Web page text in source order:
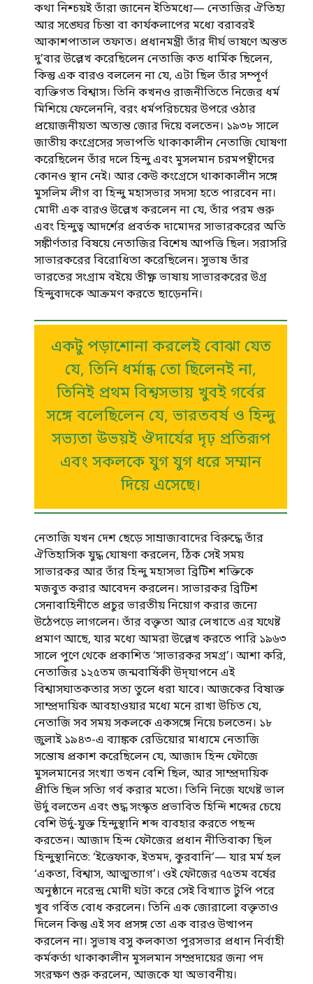
কথা নিশ্চয়ই তাঁরা জানেন ইতিমধ্যে— নেতাজির ঐতিহ্য
আর সঙ্ঘের চিন্তা বা কার্যকলাপের মধ্যে বরাবরই
আকাশপাতাল তফাত। প্রধানমন্ত্রী তাঁর দীর্ঘ ভাষণে অন্তত
দু’বার উল্লেখ করেছিলেন নেতাজি কত ধার্মিক ছিলেন,
কিন্তু এক বারও বললেন না যে, এটা ছিল তাঁর সম্পূর্ণ
ব্যক্তিগত বিশ্বাস। তিনি কখনও রাজনীতিতে নিজের ধর্ম
মিশিয়ে ফেলেননি, বরং ধর্মপরিচয়ের উপরে ওঠার
প্রয়োজনীয়তা অত্যন্ত জোর দিয়ে বলতেন। ১৯৩৮ সালে
জাতীয় কংগ্রেসের সভাপতি থাকাকালীন নেতাজি ঘোষণা
করেছিলেন তাঁর দলে হিন্দু এবং মুসলমান চরমপন্থীদের
কোনও স্থান নেই। আর কেউ কংগ্রেসে থাকাকালীন সঙ্গে
মুসলিম লীগ বা হিন্দু মহাসভার সদস্য হতে পারবেন না।
মোদী এক বারও উল্লেখ করলেন না যে, তাঁর পরম গুরু
এবং হিন্দুত্ব আদর্শের প্রবর্তক দামোদর সাভারকরের অতি
সঙ্কীর্ণতার বিষয়ে নেতাজির বিশেষ আপত্তি ছিল। সরাসরি
সাভারকরের বিরোধিতা করেছিলেন। সুভাষ তাঁর
ভারতের সংগ্রাম বইয়ে তীক্ষ্ণ ভাষায় সাভারকরের উগ্র
হিন্দুবাদকে আক্রমণ করতে ছাড়েননি।
একটু পড়াশোনা করলেই বোঝা যেত
যে, তিনি ধর্মান্ধ তো ছিলেনই না,
তিনিই প্রথম বিশ্বসভায় খুবই গর্বের
সঙ্গে বলেছিলেন যে, ভারতবর্ষ ও হিন্দু
সভ্যতা উভয়ই ঔদার্যের দৃঢ় প্রতিরূপ
এবং সকলকে যুগ যুগ ধরে সম্মান
দিয়ে এসেছে।
নেতাজি যখন দেশ ছেড়ে সাম্রাজ্যবাদের বিরুদ্ধে তাঁর
ঐতিহাসিক যুদ্ধ ঘোষণা করলেন, ঠিক সেই সময়
সাভারকর আর তাঁর হিন্দু মহাসভা ব্রিটিশ শক্তিকে
মজবুত করার আবেদন করলেন। সাভারকর ব্রিটিশ
সেনাবাহিনীতে প্রচুর ভারতীয় নিয়োগ করার জন্যে
উঠেপড়ে লাগলেন। তাঁর বক্তৃতা আর লেখাতে এর যথেষ্ট
প্রমাণ আছে, যার মধ্যে আমরা উল্লেখ করতে পারি ১৯৬৩
সালে পুণে থেকে প্রকাশিত ‘সাভারকর সমগ্র’। আশা করি,
নেতাজির ১২৫তম জন্মবার্ষিকী উদ্‌যাপনে এই
বিশ্বাসঘাতকতার সত্য তুলে ধরা যাবে। আজকের বিষাক্ত
সাম্প্রদায়িক আবহাওয়ার মধ্যে মনে রাখা উচিত যে,
নেতাজি সব সময় সকলকে একসঙ্গে নিয়ে চলতেন। ১৮
জুলাই ১৯৪৩-এ ব্যাঙ্কক রেডিয়োর মাধ্যমে নেতাজি
সন্তোষ প্রকাশ করেছিলেন যে, আজাদ হিন্দ ফৌজে
মুসলমানের সংখ্যা তখন বেশি ছিল, আর সাম্প্রদায়িক
প্রীতি ছিল সত্যি গর্ব করার মতো। তিনি নিজে যথেষ্ট ভাল
উর্দু বলতেন এবং শুদ্ধ সংস্কৃত প্রভাবিত হিন্দি শব্দের চেয়ে
বেশি উর্দু-যুক্ত হিন্দুস্থানি শব্দ ব্যবহার করতে পছন্দ
করতেন। আজাদ হিন্দ ফৌজের প্রধান নীতিবাক্য ছিল
হিন্দুস্থানিতে: ‘ইত্তেফাক, ইতমদ, কুরবানি’— যার মর্ম হল
‘একতা, বিশ্বাস, আত্মত্যাগ’। ওই ফৌজের ৭৫তম বর্ষের
অনুষ্ঠানে নরেন্দ্র মোদী ঘটা করে সেই বিখ্যাত টুপি পরে
খুব গর্বিত বোধ করলেন। তিনি এক জোরালো বক্তৃতাও
দিলেন কিন্তু এই সব প্রসঙ্গ তো এক বারও উত্থাপন
করলেন না। সুভাষ বসু কলকাতা পুরসভার প্রধান নির্বাহী
কর্মকর্তা থাকাকালীন মুসলমান সম্প্রদায়ের জন্য পদ
সংরক্ষণ শুরু করলেন, আজকে যা অভাবনীয়।